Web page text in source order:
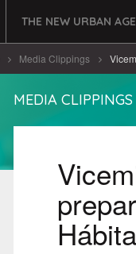
THE NEW URBAN
Media Clippings
MEDIA CLIPPINGS